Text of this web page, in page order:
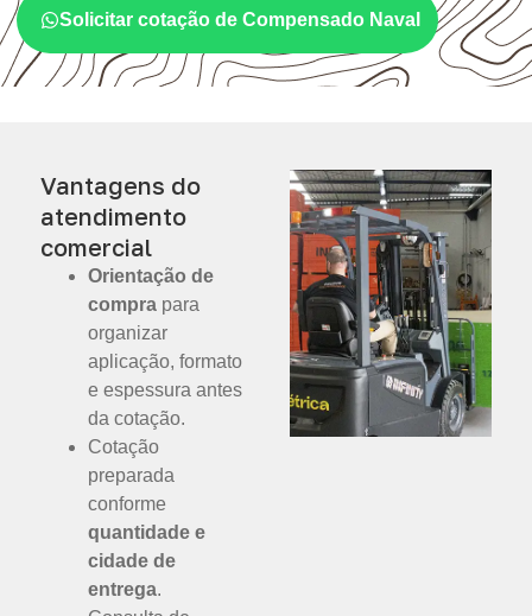
Solicitar cotação de Compensado Naval
Vantagens do
atendimento
comercial
Orientação de
compra para
organizar
aplicação, formato
e espessura antes
da cotação.
Cotação
preparada
conforme
quantidade e
cidade de
entrega.